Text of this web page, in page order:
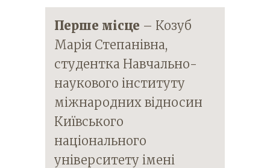
Перше місце – Козуб
Марія Степанівна,
студентка Навчально-
наукового інституту
міжнародних відносин
Київського
національного
університету імені